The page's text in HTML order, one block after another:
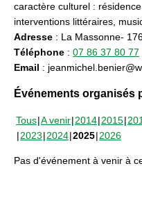
caractère culturel : résidence
interventions littéraires,
Adresse : La Massonne-
Téléphone : 07 86 37 80 77
Email :
Événements organisés
Tous A venir 2014 2015
2023 2024 2025 2026
Pas d'événement à venir à